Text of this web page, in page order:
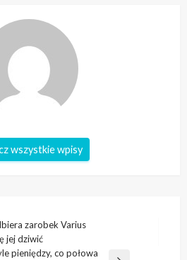
wszystkie wpisy
zarobek Varius
jej dziwić
pieniędzy, co połowa